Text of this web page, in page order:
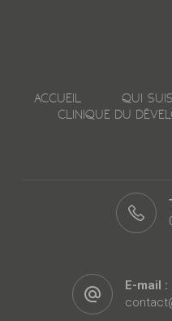
ACCUEIL QUI
CLINIQUE DU
E-mail :